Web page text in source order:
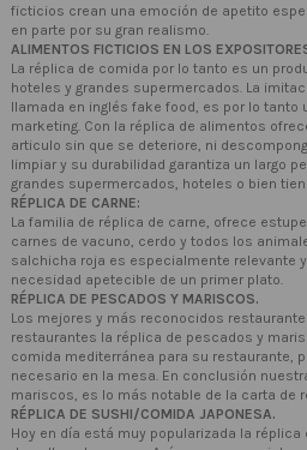
ficticios crean una emoción de apetito
en parte por su gran realismo.
ALIMENTOS FICTICIOS EN LOS
La réplica de comida por lo tanto es un
hoteles y grandes supermercados. La
llamada en inglés fake food, es por lo tanto
marketing. Con la réplica de alimentos
articulo sin que se deteriore, ni
limpiar y su durabilidad garantiza un largo
grandes supermercados, hoteles o bien
RÉPLICA DE CARNE:
La familia de réplica de carne, ofrece
carnes de vacuno, cerdo y todos los
salchicha roja es especialmente relevante
necesidad apetecible de un primer plato.
RÉPLICA DE PESCADOS Y MARISCOS.
Los mejores y más reconocidos
restaurantes la réplica de pescados y
comida mediterránea para su restaurante,
necesario en la mesa. En conclusión
mariscos, es lo más notable de la carta de
RÉPLICA DE SUSHI/COMIDA JAPONESA.
Hoy en día está muy popularizada la